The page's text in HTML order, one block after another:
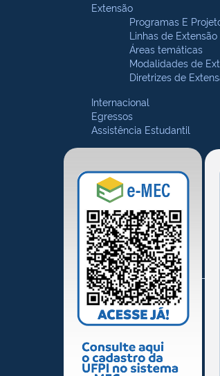
Extensão
Programas E
Linhas de Extensão
Áreas temáticas
Modalidades de
Diretrizes de
Internacional
Egressos
Assistência Estudantil